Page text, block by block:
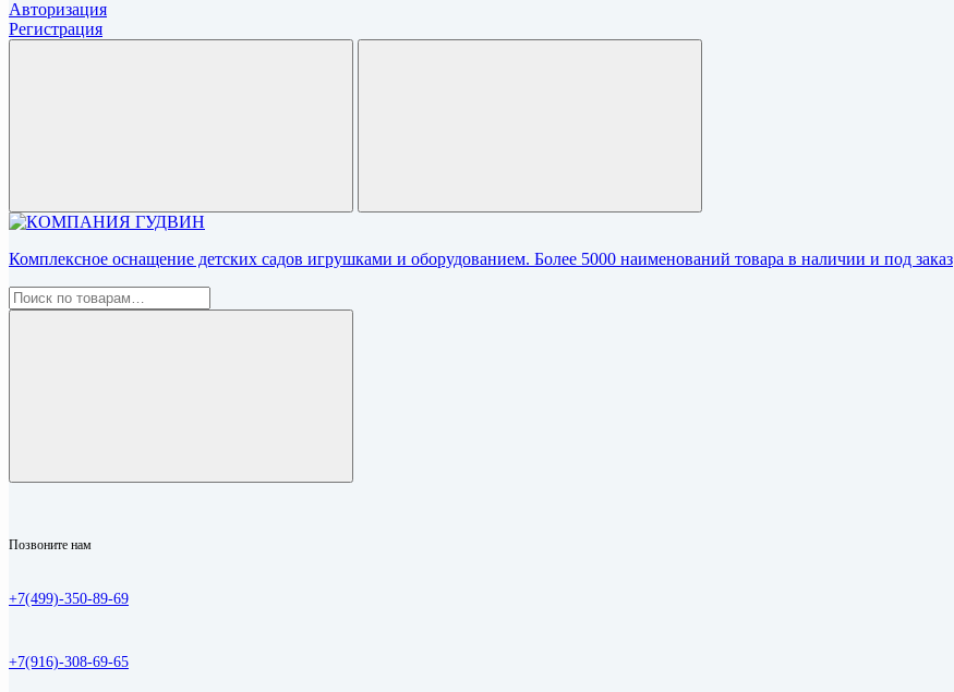
Авторизация
Регистрация
Комплексное оснащение детских садов игрушками и оборудованием. Более 5000 наименований товара в наличии и под заказ
Позвоните нам
+7(499)-350-89-69
+7(916)-308-69-65